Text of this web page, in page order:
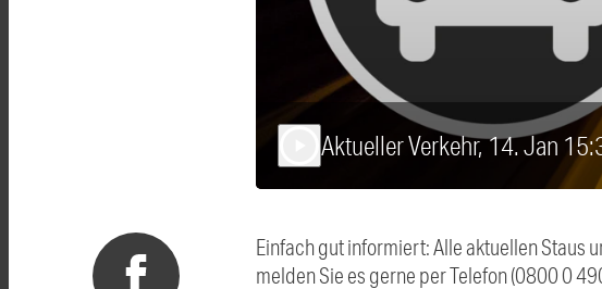
Aktueller Verkehr, 14. Jan
Einfach gut informiert: Alle aktuellen Staus
melden Sie es gerne per Telefon (0800 0